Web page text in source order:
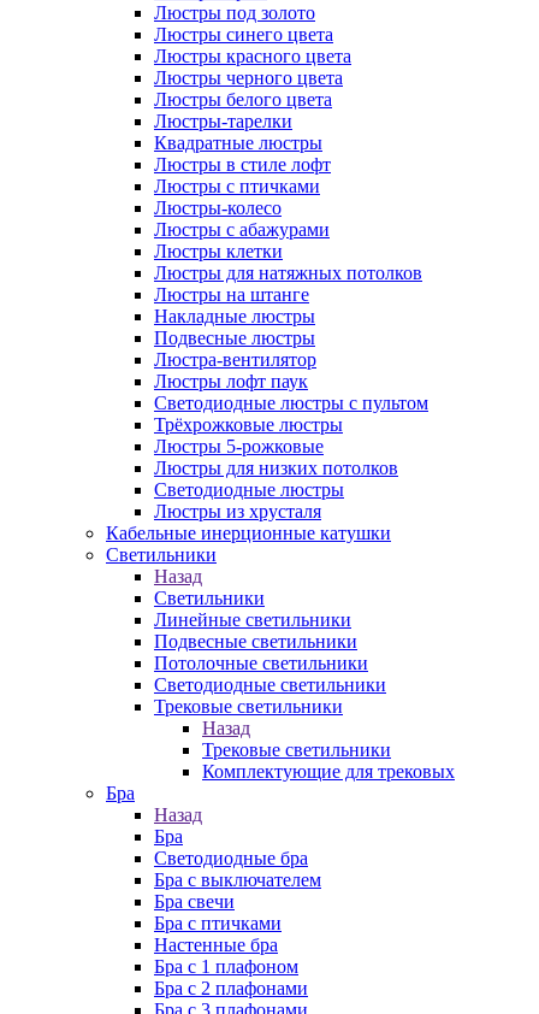
Люстры под золото
Люстры синего цвета
Люстры красного цвета
Люстры черного цвета
Люстры белого цвета
Люстры-тарелки
Квадратные люстры
Люстры в стиле лофт
Люстры с птичками
Люстры-колесо
Люстры с абажурами
Люстры клетки
Люстры для натяжных потолков
Люстры на штанге
Накладные люстры
Подвесные люстры
Люстра-вентилятор
Люстры лофт паук
Светодиодные люстры с пультом
Трёхрожковые люстры
Люстры 5-рожковые
Люстры для низких потолков
Cветодиодные люстры
Люстры из хрусталя
Кабельные инерционные катушки
Светильники
Назад
Светильники
Линейные светильники
Подвесные светильники
Потолочные светильники
Светодиодные светильники
Трековые светильники
Назад
Трековые светильники
Комплектующие для трековых
Бра
Назад
Бра
Светодиодные бра
Бра с выключателем
Бра свечи
Бра с птичками
Настенные бра
Бра с 1 плафоном
Бра с 2 плафонами
Бра с 3 плафонами